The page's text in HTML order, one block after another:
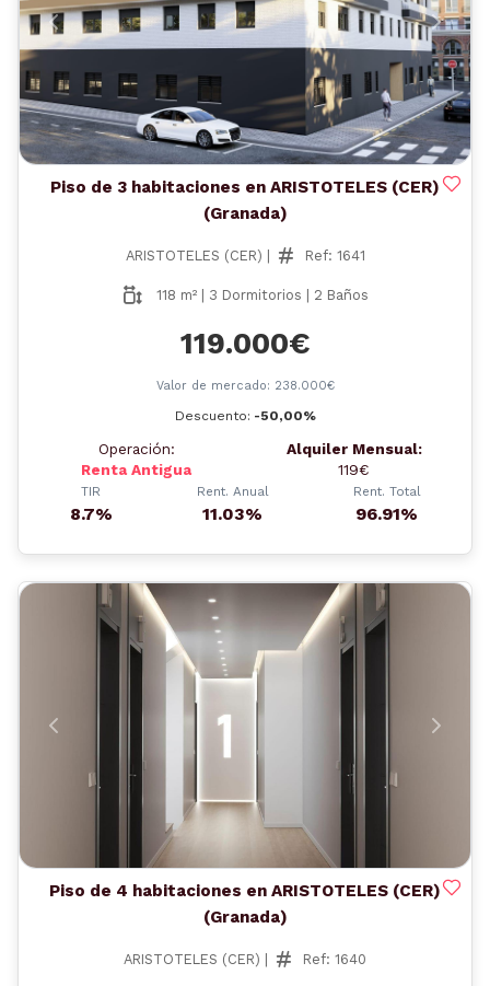
Anterior
Piso de 3 habitaciones en ARISTOTELES (CER)
(Granada)
ARISTOTELES (CER) | Ref: 1641
118 m² | 3 Dormitorios | 2 Baños
119.000€
Valor de mercado: 238.000€
Descuento: -50,00%
Operación:
Renta Antigua
Alquiler Mensual:
119€
TIR
8.7%
Rent. Anual
11.03%
Rent. Total
96.91%
Anterior
Piso de 4 habitaciones en ARISTOTELES (CER)
(Granada)
ARISTOTELES (CER) | Ref: 1640